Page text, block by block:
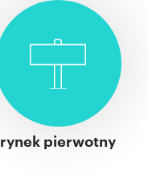
rynek pierwotny